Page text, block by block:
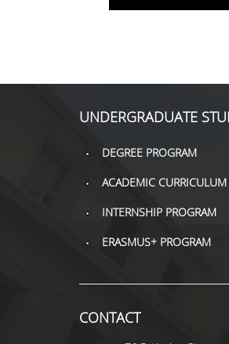
UNDERGRADUATE
DEGREE PROGRAM
ACADEMIC CURRICULUM
INTERNSHIP PROGRAM
ERASMUS+ PROGRAM
CONTACT